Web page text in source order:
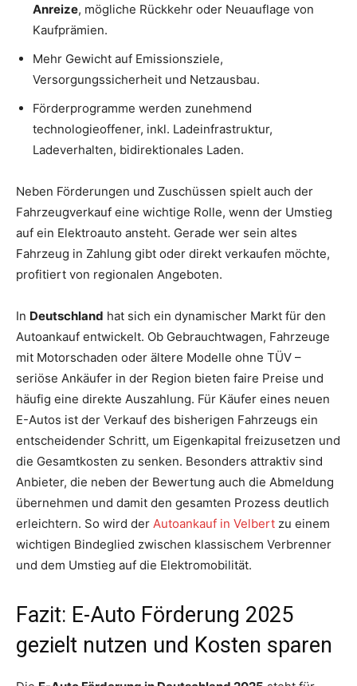
Anreize, mögliche Rückkehr oder Neuauflage von
Kaufprämien.
Mehr Gewicht auf Emissionsziele,
Versorgungssicherheit und Netzausbau.
Förderprogramme werden zunehmend
technologieoffener, inkl. Ladeinfrastruktur,
Ladeverhalten, bidirektionales Laden.
Neben Förderungen und Zuschüssen spielt auch der
Fahrzeugverkauf eine wichtige Rolle, wenn der Umstieg
auf ein Elektroauto ansteht. Gerade wer sein altes
Fahrzeug in Zahlung gibt oder direkt verkaufen möchte,
profitiert von regionalen Angeboten.
In Deutschland hat sich ein dynamischer Markt für den
Autoankauf entwickelt. Ob Gebrauchtwagen, Fahrzeuge
mit Motorschaden oder ältere Modelle ohne TÜV –
seriöse Ankäufer in der Region bieten faire Preise und
häufig eine direkte Auszahlung. Für Käufer eines neuen
E-Autos ist der Verkauf des bisherigen Fahrzeugs ein
entscheidender Schritt, um Eigenkapital freizusetzen und
die Gesamtkosten zu senken. Besonders attraktiv sind
Anbieter, die neben der Bewertung auch die Abmeldung
übernehmen und damit den gesamten Prozess deutlich
erleichtern. So wird der Autoankauf in Velbert zu einem
wichtigen Bindeglied zwischen klassischem Verbrenner
und dem Umstieg auf die Elektromobilität.
Fazit: E-Auto Förderung 2025
gezielt nutzen und Kosten sparen